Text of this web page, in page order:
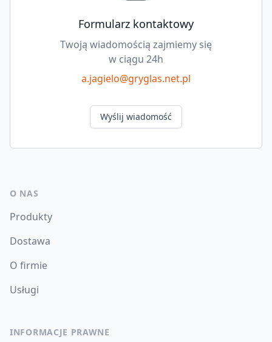
Formularz kontaktowy
Twoją wiadomością zajmiemy się
w ciągu 24h
a.jagielo@gryglas.net.pl
Wyślij wiadomość
O NAS
Produkty
Dostawa
O firmie
Usługi
INFORMACJE PRAWNE